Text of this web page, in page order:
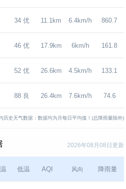
34 优 11.1km 6.4km/h 860.7
46 优 17.9km 6km/h 161.8
52 优 26.6km 4.5km/h 133.1
88 良 26.4km 7.6km/h 74.6
历史天气数据：数据均为月每日平均值！(总降雨量除外)
2026年08月08日更新
低温 AQI 风向 降雨量